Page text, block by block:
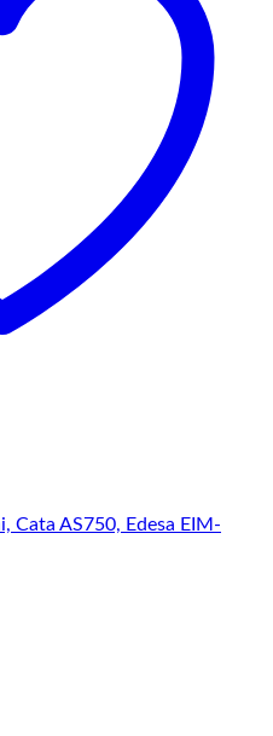
Cata AS750, Edesa EIM-